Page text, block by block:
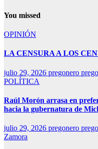
You missed
OPINIÓN
LA CENSURA A LOS
julio 29, 2026 pregonero
POLÍTICA
Raúl Morón arrasa en
hacia la gubernatura de
julio 29, 2026 pregonero
Zamora